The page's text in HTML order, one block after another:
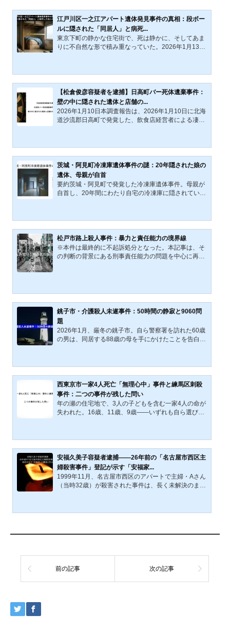
の背後で制度が何に反応したのかを考える。本稿が問
うのは、バンクシーの正体そのものではない。問われ
ているのは、匿名のま...
江戸川区一之江アパート遺体発見事件の真相：段ボー
ルに隠された「同居人」と病死...
東京下町の静かな住宅街で、死は静かに、そしてあま
りに不自然な形で積み重なっていた。2026年1月13
た。数ヶ月前に病死した住人と、その傍らで段ボール
に詰められ、ビニール袋に包まれて「梱包」されてい
た遺体。なぜこの密室で二つの命は消え、そしてなぜ
一方は「残置物」のような姿で放置され続けたのか。
本記事では、事件の凄惨な舞台裏と、現代社会が抱え
る身元保証制度の歪み、そして真相究明を阻む「法的
【松倉俊彦容疑者を逮捕】日高町バー死体遺棄事件：
壁の中に隠された遺体と店舗の...
2026年1月10日本調査報告は、2026年1月10日に北海
道沙流郡日高町で発覚した、飲食店経営者による凄惨
ら変わり果てた姿で発見されるという異常な事態は、
地域社会のみならず全国に大きな衝撃を与えた。公開
情報を基に事件の全容と被疑者、店舗の状況、そして
今後の捜査の焦点について論じる。事件の時系列チャ
ート（2025年12月～2026年1月）日付・曜日出来事
状況2025/12/31（水）被害女性の所在が不明（事件発
茨城・阿見町冷凍庫遺体事件の謎：20年隠された娘の
遺体、母親が自首
要約茨城・阿見町で発覚した冷凍庫遺体事件。母親が
自首し、20年間にわたり自宅の冷凍庫に隠されていた
る。本事件は、夫の死後に明らかになった経緯や、夫
が真相を知っていたのかという謎が焦点となる。本記
事は、事件を長期にわたり不可視化させた要因を、孤
立した家族関係と親族との断絶に求めるものである。
茨城県阿見町で、約20年間にわたり娘の遺体を自宅の
松戸市路上殺人事件：暴力と責任能力の境界線
※本件は最終的に不起訴処分となった。本記事は、そ
の判断の背景にある刑事責任能力の問題を中心に再整
っている。本記事では、事件の概要・時系列・防犯カ
メラ映像の解析結果を整理し、さらに独自調査で本件
と同姓同名の人物による過去の事件が確認されたこと
を踏まえ、同一人物と...
銚子市・介護殺人未遂事件：50時間の静寂と9060問
題
2026年1月、厳冬の銚子市。自ら警察署を訪れた60歳
の男は、同居する88歳の母を手にかけたことを告白し
現代の歪みである「9060問題」の象徴と捉え、市の財
政データから支援の限界を浮き彫りにする。また、自
首の法的意義や過去の「温情判決」が辿った過酷な結
末にも言及。一人の男を追い込んだ「介護疲れ」の正
体と、司法・社会が果たすべき役割を多角的に検証し
ていく。事件概要：約50時間の「空白」が物語る極限
西東京市一家4人死亡「無理心中」事件と練馬区刺殺
事件：二つの事件が残した問い
年の瀬の住宅地で、3人の子どもを含む一家4人の命が
失われた。16歳、11歳、9歳――いずれも自ら選び、
れた。外部からの侵入はなく、家族以外の関与を示す
痕跡も乏しい。そうした状況のもとで、事件はひとま
ず「家庭の内部で完結した悲劇」として整理された。
しかし、その整理は、子どもたちがなぜ命を落とさな
ければならなかったのかという問いに、十分に答える
ものではなかった。4日後、その前提は大きく揺ら
安福久美子容疑者逮捕――26年前の「名古屋市西区主
婦殺害事件」登記が示す「安福家...
1999年11月、名古屋市西区のアパートで主婦・Aさん
（当時32歳）が殺害された事件は、長く未解決のまま
殺人容疑で逮捕した。発生から26年――事件の長い沈
し出している。登記簿が映し出す家族の構造、そして
西三河に広がる生活圏の符...
前の記事 次の記事